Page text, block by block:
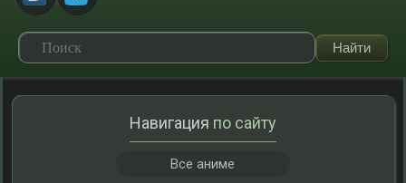
Навигация по сайту
Все аниме